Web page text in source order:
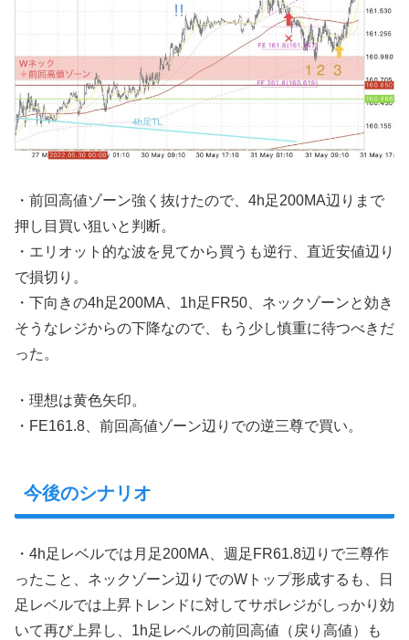
・前回高値ゾーン強く抜けたので、4h足200MA辺りまで
押し目買い狙いと判断。
・エリオット的な波を見てから買うも逆行、直近安値辺り
で損切り。
・下向きの4h足200MA、1h足FR50、ネックゾーンと効き
そうなレジからの下降なので、もう少し慎重に待つべきだ
った。
・理想は黄色矢印。
・FE161.8、前回高値ゾーン辺りでの逆三尊で買い。
今後のシナリオ
・4h足レベルでは月足200MA、週足FR61.8辺りで三尊作
ったこと、ネックゾーン辺りでのWトップ形成するも、日
足レベルでは上昇トレンドに対してサポレジがしっかり効
いて再び上昇し、1h足レベルの前回高値（戻り高値）も